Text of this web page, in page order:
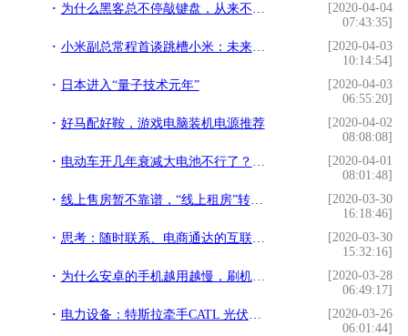
为什么黑客总不停敲键盘，从来不用鼠标？
[2020-04-04
07:43:35]
小米副总常程首谈跳槽小米：未来十年小米有大成
[2020-04-03
10:14:54]
日本进入“量子技术元年”
[2020-04-03
06:55:20]
好马配好鞍，游戏电脑装机电源推荐
[2020-04-02
08:08:08]
电动车开几年衰减大电池不行了？特斯拉：在我这儿不是事儿
[2020-04-01
08:01:48]
线上售房暂不靠谱，“线上租房”转变为“线上租房交易”大有可为
[2020-03-30
16:18:46]
思考：随时联系、电商通达的互联网时代，未来我们将如何过春节？
[2020-03-30
15:32:16]
为什么安卓的手机越用越慢，刷机也不行，是 CPU 老化吗？
[2020-03-28
06:49:17]
电力设备：特斯拉牵手CATL 光伏政策好于预期
[2020-03-26
06:01:44]